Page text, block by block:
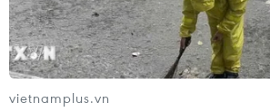
vietnamplus.vn